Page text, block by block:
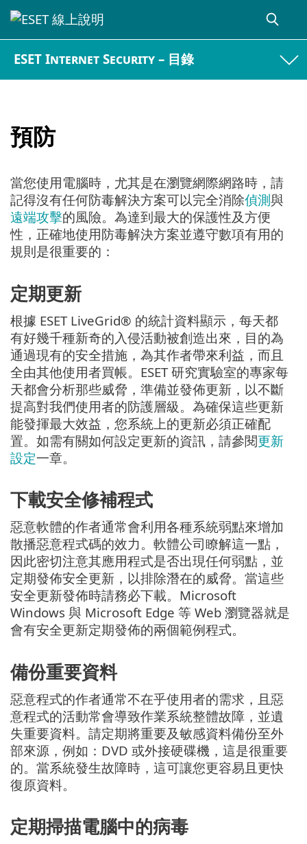
ESET Internet Security – 目錄
預防
當您使用電腦時，尤其是在瀏覽網際網路時，請
記得沒有任何防毒解決方案可以完全消除偵測與
遠端攻擊的風險。為達到最大的保護性及方便
性，正確地使用防毒解決方案並遵守數項有用的
規則是很重要的：
定期更新
根據 ESET LiveGrid® 的統計資料顯示，每天都
有好幾千種新奇的入侵活動被創造出來，目的為
通過現有的安全措施，為其作者帶來利益，而且
全由其他使用者買帳。ESET 研究實驗室的專家每
天都會分析那些威脅，準備並發佈更新，以不斷
提高對我們使用者的防護層級。為確保這些更新
能發揮最大效益，您系統上的更新必須正確配
置。如需有關如何設定更新的資訊，請參閱更新
設定一章。
下載安全修補程式
惡意軟體的作者通常會利用各種系統弱點來增加
散播惡意程式碼的效力。軟體公司瞭解這一點，
因此密切注意其應用程式是否出現任何弱點，並
定期發佈安全更新，以排除潛在的威脅。當這些
安全更新發佈時請務必下載。Microsoft
Windows 與 Microsoft Edge 等 Web 瀏覽器就是
會有安全更新定期發佈的兩個範例程式。
備份重要資料
惡意程式的作者通常不在乎使用者的需求，且惡
意程式的活動常會導致作業系統整體故障，並遺
失重要資料。請定期將重要及敏感資料備份至外
部來源，例如：DVD 或外接硬碟機，這是很重要
的。當系統發生故障時，這可讓您更容易且更快
復原資料。
定期掃描電腦中的病毒